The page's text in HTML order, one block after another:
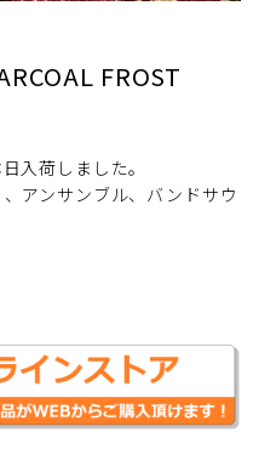
FROST
入荷しました。
アンサンブル、バンドサウ